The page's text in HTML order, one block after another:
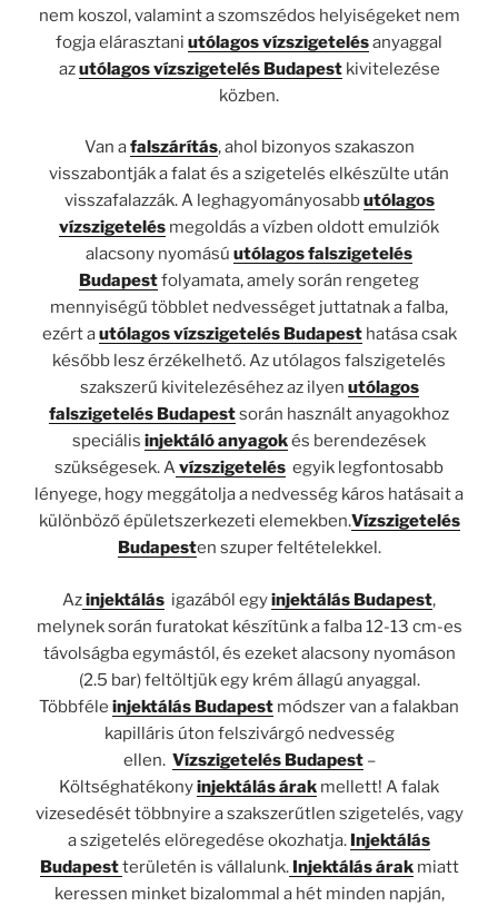
nem koszol, valamint a szomszédos helyiségeket nem
fogja elárasztani utólagos vízszigetelésanyaggal
azutólagos vízszigetelés Budapestkivitelezése
közben.
Van afalszárítás, ahol bizonyos szakaszon
visszabontják a falat és a szigetelés elkészülte után
visszafalazzák. A leghagyományosabbutólagos
vízszigetelés megoldás a vízben oldott emulziók
alacsony nyomású utólagos falszigetelés
Budapestfolyamata, amely során rengeteg
mennyiségű többlet nedvességet juttatnak a falba,
ezért autólagos vízszigetelés Budapesthatása csak
később lesz érzékelhető. Az utólagos falszigetelés
szakszerű kivitelezéséhez az ilyen utólagos
falszigetelés Budapestsorán használt anyagokhoz
speciális injektálóanyagokés berendezések
szükségesek. Avízszigetelés egyik legfontosabb
lényege, hogy meggátolja a nedvesség káros hatásait a
különböző épületszerkezeti elemekben.Vízszigetelés
Budapesten szuper feltételekkel.
Azinjektálás igazából egyinjektálás Budapest,
melynek során furatokat készítünk a falba 12-13 cm-es
távolságba egymástól, és ezeket alacsony nyomáson
(2.5 bar) feltöltjük egy krém állagú anyaggal.
Többféle injektálás Budapest módszer van a falakban
kapilláris úton felszivárgó nedvesség
ellen. Vízszigetelés Budapest–
Költséghatékonyinjektálás árak mellett! A falak
vizesedését többnyire a szakszerűtlen szigetelés, vagy
a szigetelés elöregedése okozhatja. Injektálás
Budapestterületén is vállalunk.Injektálás árakmiatt
keressen minket bizalommal a hét minden napján,